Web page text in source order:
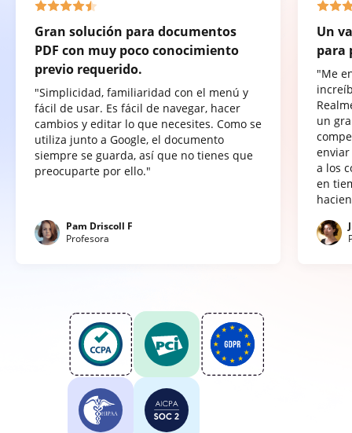
Gran solución para documentos
PDF con muy poco conocimiento
previo requerido.
"Simplicidad, familiaridad con el menú y
fácil de usar. Es fácil de navegar, hacer
cambios y editar lo que necesites. Como se
utiliza junto a Google, el documento
siempre se guarda, así que no tienes que
preocuparte por ello."
Pam Driscoll F
Profesora
Un
para
"Me
un
a los
en